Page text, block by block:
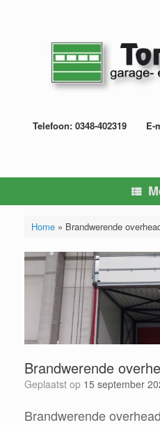
Telefoon: 0348-402319 E-
Home» Brandwerende
Brandwerende
Geplaatst op 15 september
Brandwerende